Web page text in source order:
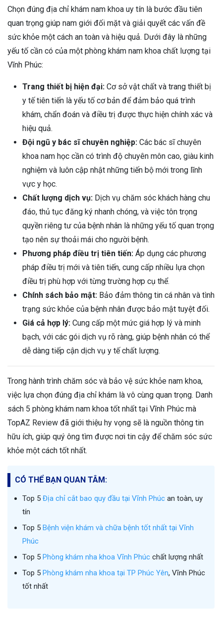
Chọn đúng địa chỉ khám nam khoa uy tín là bước đầu tiên
quan trọng giúp nam giới đối mặt và giải quyết các vấn đề
sức khỏe một cách an toàn và hiệu quả. Dưới đây là những
yếu tố cần có của một phòng khám nam khoa chất lượng tại
Vĩnh Phúc:
Trang thiết bị hiện đại: Cơ sở vật chất và trang thiết bị
y tế tiên tiến là yếu tố cơ bản để đảm bảo quá trình
khám, chẩn đoán và điều trị được thực hiện chính xác và
hiệu quả.
Đội ngũ y bác sĩ chuyên nghiệp: Các bác sĩ chuyên
khoa nam học cần có trình độ chuyên môn cao, giàu kinh
nghiệm và luôn cập nhật những tiến bộ mới trong lĩnh
vực y học.
Chất lượng dịch vụ: Dịch vụ chăm sóc khách hàng chu
đáo, thủ tục đăng ký nhanh chóng, và việc tôn trọng
quyền riêng tư của bệnh nhân là những yếu tố quan trọng
tạo nên sự thoải mái cho người bệnh.
Phương pháp điều trị tiên tiến: Áp dụng các phương
pháp điều trị mới và tiên tiến, cung cấp nhiều lựa chọn
điều trị phù hợp với từng trường hợp cụ thể.
Chính sách bảo mật: Bảo đảm thông tin cá nhân và tình
trạng sức khỏe của bệnh nhân được bảo mật tuyệt đối.
Giá cả hợp lý: Cung cấp một mức giá hợp lý và minh
bạch, với các gói dịch vụ rõ ràng, giúp bệnh nhân có thể
dễ dàng tiếp cận dịch vụ y tế chất lượng.
Trong hành trình chăm sóc và bảo vệ sức khỏe nam khoa,
việc lựa chọn đúng địa chỉ khám là vô cùng quan trọng. Danh
sách 5 phòng khám nam khoa tốt nhất tại Vĩnh Phúc mà
TopAZ Review đã giới thiệu hy vọng sẽ là nguồn thông tin
hữu ích, giúp quý ông tìm được nơi tin cậy để chăm sóc sức
khỏe một cách tốt nhất.
CÓ THỂ BẠN QUAN TÂM:
Top 5 Địa chỉ cắt bao quy đầu tại Vĩnh Phúc an toàn, uy
tín
Top 5 Bệnh viện khám và chữa bệnh tốt nhất tại Vĩnh
Phúc
Top 5 Phòng khám nha khoa Vĩnh Phúc chất lượng nhất
Top 5 Phòng khám nha khoa tại TP Phúc Yên, Vĩnh Phúc
tốt nhất